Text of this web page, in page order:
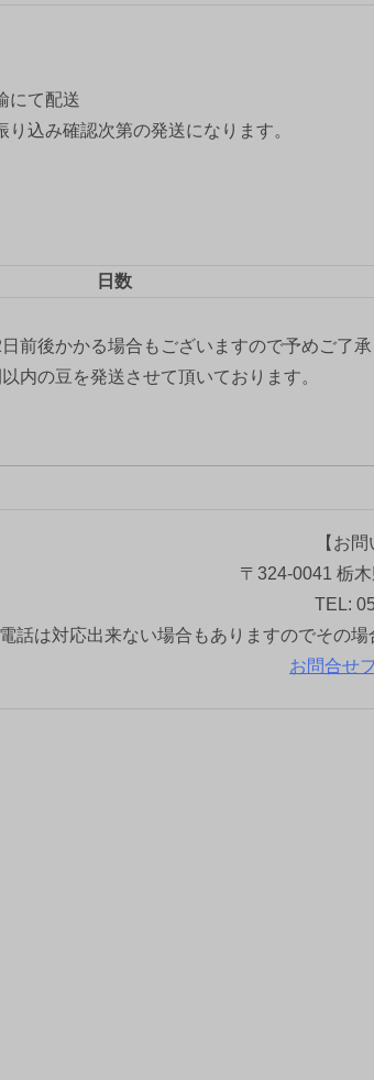
にて配送
込み確認次第の発送になります。
日数
前後かかる場合もございますので予めご了承
内の豆を発送させて頂いております。
【お
〒324-0041 栃
TEL:
電話は対応出来ない場合もありますのでその
お問合せ